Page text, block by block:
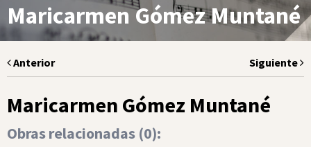
Maricarmen Gómez Muntané
Anterior Siguiente
Maricarmen Gómez Muntané
Obras relacionadas (0):